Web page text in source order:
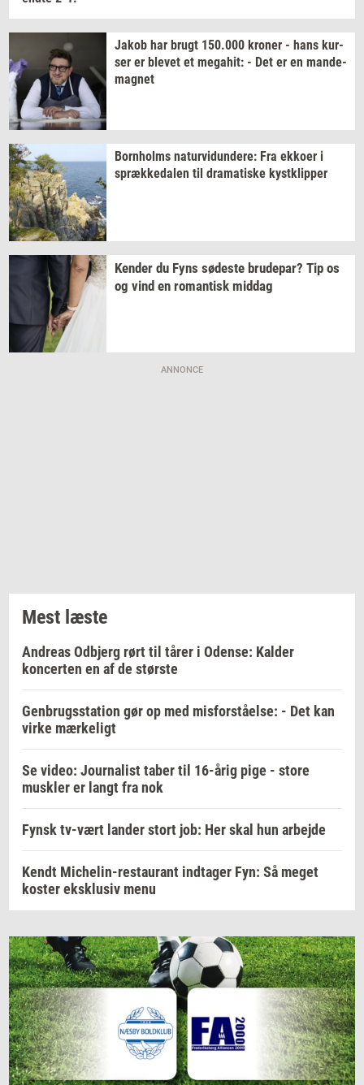
Jakob har brugt 150.000 kro­ner - hans kur­
ser er ble­vet et me­ga­hit: - Det er en mande-​
magnet
Born­holms na­tur­vi­dun­de­re: Fra ek­ko­er i
spræk­ke­da­len til dra­ma­ti­ske kyst­klip­per
Ken­der du Fyns sø­de­ste bru­de­par? Tip os
og vind en ro­man­tisk mid­dag
ANNONCE
Mest læste
Andreas Odbjerg rørt til tårer i Odense: Kalder
koncerten en af de største
Genbrugsstation gør op med misforståelse: - Det kan
virke mærkeligt
Se video: Journalist taber til 16-årig pige - store
muskler er langt fra nok
Fynsk tv-vært lander stort job: Her skal hun arbejde
Kendt Michelin-restaurant indtager Fyn: Så meget
koster eksklusiv menu